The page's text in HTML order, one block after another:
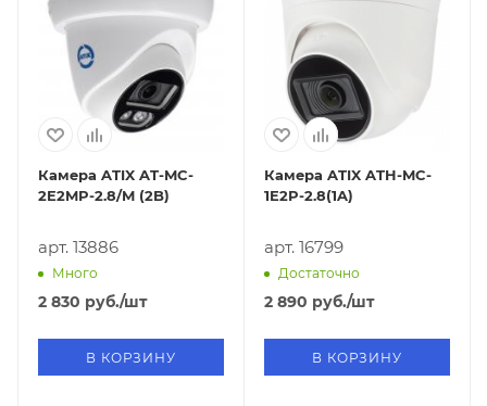
Камера ATIX AT-MC-
2E2MP-2.8/M (2B)
арт. 13886
Много
2 830 руб./шт
В КОРЗИНУ
Камера ATIX ATH-MC-
1E2P-2.8(1A)
арт. 16799
Достаточно
2 890 руб./шт
В КОРЗИНУ